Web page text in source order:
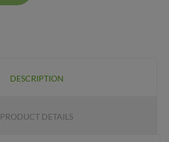
DESCRIPTION
PRODUCT DETAILS